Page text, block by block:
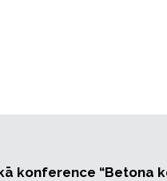
konference “Betona